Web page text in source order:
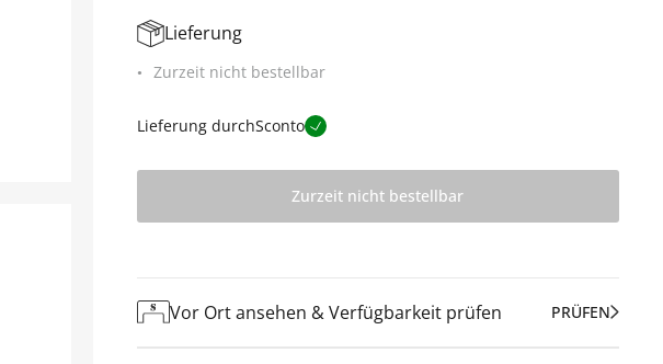
Lieferung
Zurzeit nicht bestellbar
Lieferung durchSconto
Zurzeit nicht bestellbar
Vor Ort ansehen & Verfügbarkeit prüfen PRÜFEN